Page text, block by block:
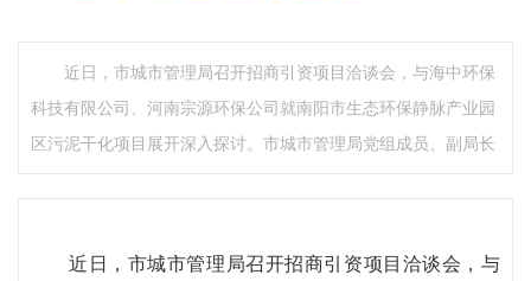
近日，市城市管理局召开招商引资项目洽谈会，与海中环保
科技有限公司、河南宗源环保公司就南阳市生态环保静脉产业园
区污泥干化项目展开深入探讨。市城市管理局党组成员、副局长
近日，市城市管理局召开招商引资项目洽谈会，与